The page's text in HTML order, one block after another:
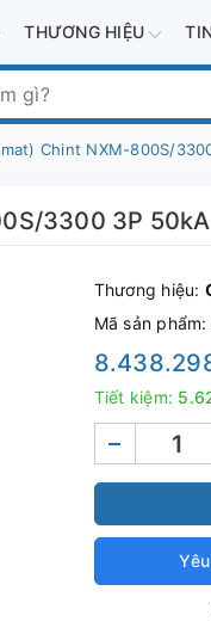
THƯƠNG HIỆU
Chint NXM-800S/
3300 3P 50kA
Thương hiệu:
Mã sản phẩm:
Tiết kiệm:
–